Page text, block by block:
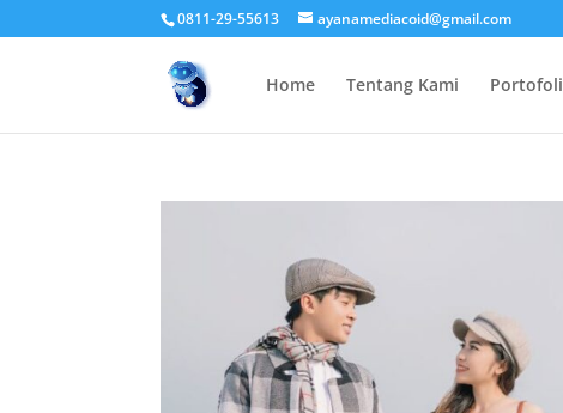
0811-29-55613 ayanamediacoid@gmail.com
Home Tentang Kami